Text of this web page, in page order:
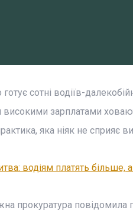
сотні водіїв-
високими зарплатами
яка ніяк не
водіям платять
прокуратура повідомила